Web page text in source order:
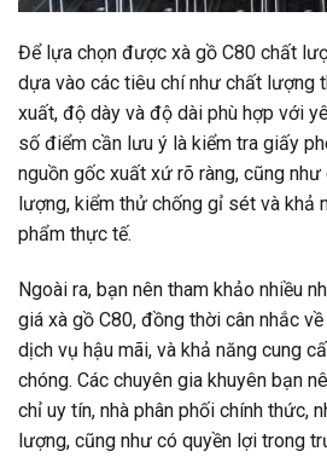
Để lựa chọn được xà gồ C80 chất
dựa vào các tiêu chí như chất lượng
xuất, độ dày và độ dài phù hợp với
số điểm cần lưu ý là kiểm tra giấy
nguồn gốc xuất xứ rõ ràng, cũng
lượng, kiểm thử chống gỉ sét và khả
phẩm thực tế.
Ngoài ra, bạn nên tham khảo nhiều
giá xà gồ C80, đồng thời cân nhắc
dịch vụ hậu mãi, và khả năng cung
chóng. Các chuyên gia khuyên bạn
chỉ uy tín, nhà phân phối chính thức,
lượng, cũng như có quyền lợi trong